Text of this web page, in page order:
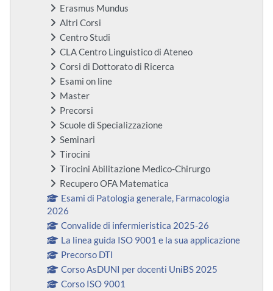
Erasmus Mundus
Altri Corsi
Centro Studi
CLA Centro Linguistico di Ateneo
Corsi di Dottorato di Ricerca
Esami on line
Master
Precorsi
Scuole di Specializzazione
Seminari
Tirocini
Tirocini Abilitazione Medico-Chirurgo
Recupero OFA Matematica
Esami di Patologia generale, Farmacologia
2026
Convalide di infermieristica 2025-26
La linea guida ISO 9001 e la sua applicazione
Precorso DTI
Corso AsDUNI per docenti UniBS 2025
Corso ISO 9001